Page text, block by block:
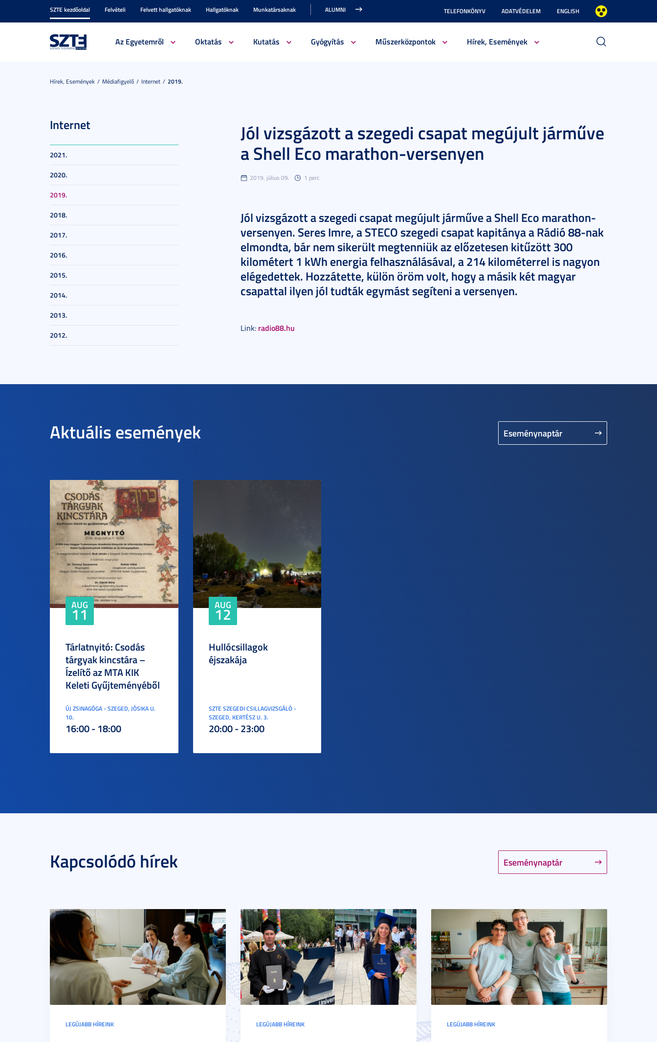
SZTE kezdőoldal Felvételi Felvett hallgatóknak Hallgatóknak Munkatársaknak ALUMNI TELEFONKÖNYV ADATVÉDELEM ENGLISH
Az Egyetemről Oktatás Kutatás Gyógyítás Műszerközpontok Hírek, Események
Hírek, Események Médiafigyelő Internet 2019.
Internet
2021.
2020.
2019.
2018.
2017.
2016.
2015.
2014.
2013.
2012.
Jól vizsgázott a szegedi csapat megújult járműve
a Shell Eco marathon-versenyen
2019. július 09. 1 perc
Jól vizsgázott a szegedi csapat megújult járműve a Shell Eco marathon-
versenyen. Seres Imre, a STECO szegedi csapat kapitánya a Rádió 88-nak
elmondta, bár nem sikerült megtenniük az előzetesen kitűzött 300
kilométert 1 kWh energia felhasználásával, a 214 kilométerrel is nagyon
elégedettek. Hozzátette, külön öröm volt, hogy a másik két magyar
csapattal ilyen jól tudták egymást segíteni a versenyen.
Link: radio88.hu
Aktuális események Eseménynaptár
AUG
11
Tárlatnyitó: Csodás
tárgyak kincstára –
Ízelítő az MTA KIK
Keleti Gyűjteményéből
ÚJ ZSINAGÓGA - SZEGED, JÓSIKA U.
10.
16:00 - 18:00
AUG
12
Hullócsillagok
éjszakája
SZTE SZEGEDI CSILLAGVIZSGÁLÓ -
SZEGED, KERTÉSZ U. 3.
20:00 - 23:00
Kapcsolódó hírek Eseménynaptár
LEGÚJABB HÍREINK LEGÚJABB HÍREINK LEGÚJABB HÍREINK